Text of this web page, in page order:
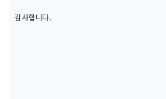
감사합니다.